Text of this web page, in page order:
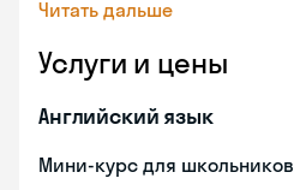
Читать дальше
Услуги и цены
Английский язык
Мини-курс для школьников